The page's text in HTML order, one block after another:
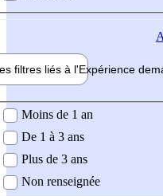
filtres liés à l'Expérience
demandée
Moins de 1 an
De 1 à 3 ans
Plus de 3 ans
Non renseignée